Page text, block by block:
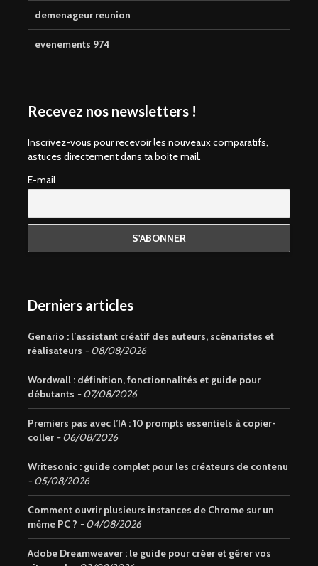
demenageur reunion
evenements 974
Recevez nos newsletters !
Inscrivez-vous pour recevoir les nouveaux comparatifs,
astuces directement dans ta boite mail.
E-mail
Derniers articles
Genario : l’assistant créatif des auteurs, scénaristes et
réalisateurs
08/08/2026
Wordwall : définition, fonctionnalités et guide pour
débutants
07/08/2026
Premiers pas avec l’IA : 10 prompts essentiels à copier-
coller
06/08/2026
Writesonic : guide complet pour les créateurs de contenu
05/08/2026
Comment ouvrir plusieurs instances de Chrome sur un
même PC ?
04/08/2026
Adobe Dreamweaver : le guide pour créer et gérer vos